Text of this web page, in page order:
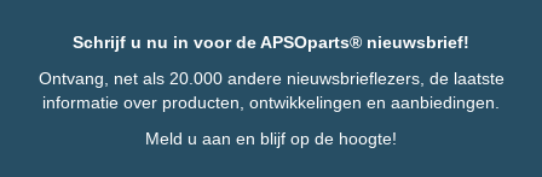
Schrijf u nu in voor de APSOparts® nieuwsbrief!
Ontvang, net als 20.000 andere nieuwsbrieflezers, de laatste
informatie over producten, ontwikkelingen en aanbiedingen.
Meld u aan en blijf op de hoogte!